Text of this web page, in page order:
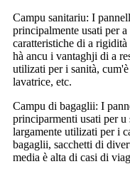
Campu sanitariu: I
principalmente usati per
caratteristiche di a
hà ancu i vantaghji di a
utilizati per i sanità,
lavatrice, etc.
Campu di bagaglii: I
principarmenti usati per
largamente utilizati per i
bagaglii, sacchetti di
media è alta di casi di